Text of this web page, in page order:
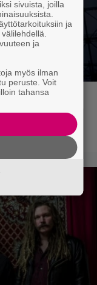
sivuista, joilla
ja
ja
myös ilman
peruste. Voit
tahansa